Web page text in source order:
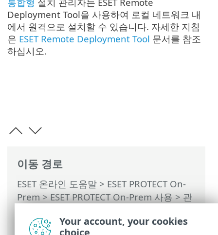
이동 경로
ESET 온라인 도움말 > ESET PROTECT On-
Prem>ESET PROTECT On-Prem 사용>관
Prem>MSP의 배포 프로세스> 에이전트
Deployment Tool을 사용하여 로컬 네트워크 내
에서 원격으로 설치할 수 있습니다. 자세한 지침
은 ESET Remote Deployment Tool 문서를 참조
하십시오.
Your account, your cookies
choice